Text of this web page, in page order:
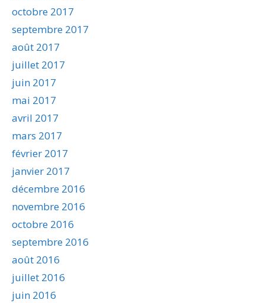
octobre 2017
septembre 2017
août 2017
juillet 2017
juin 2017
mai 2017
avril 2017
mars 2017
février 2017
janvier 2017
décembre 2016
novembre 2016
octobre 2016
septembre 2016
août 2016
juillet 2016
juin 2016